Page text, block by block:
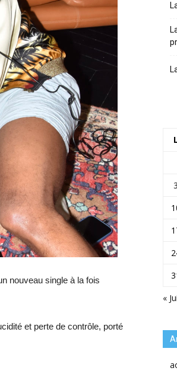
nouveau single à la fois
et perte de contrôle, porté
L
«
3